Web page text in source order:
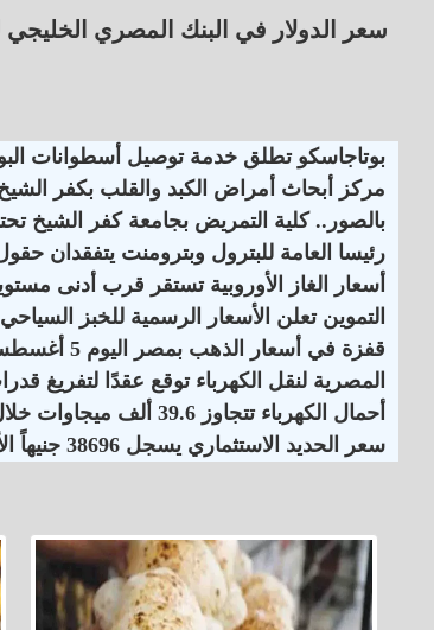
سعر الدولار في البنك المصري الخليجي للشراء: 53.10 جنيه،
بوتاجاسكو تطلق خدمة توصيل أسطوانات
مركز أبحاث أمراض الكبد والقلب بكفر الشيخ
بالصور.. كلية التمريض بجامعة كفر الشيخ
رئيسا العامة للبترول وبترومنت يتفقدان
أسعار الغاز الأوروبية تستقر قرب أدنى مستوياتها
التموين تعلن الأسعار الرسمية للخبز السياحي
قفزة في أسعار الذهب بمصر اليوم 5 أغسطس 2026
المصرية لنقل الكهرباء توقع عقدًا لتفريغ
أحمال الكهرباء تتجاوز 39.6 ألف ميجاوات خلال الموجة الحارة
سعر الحديد الاستثماري يسجل 38696 جنيهاً الأربعاء 5 أغسطس 2026